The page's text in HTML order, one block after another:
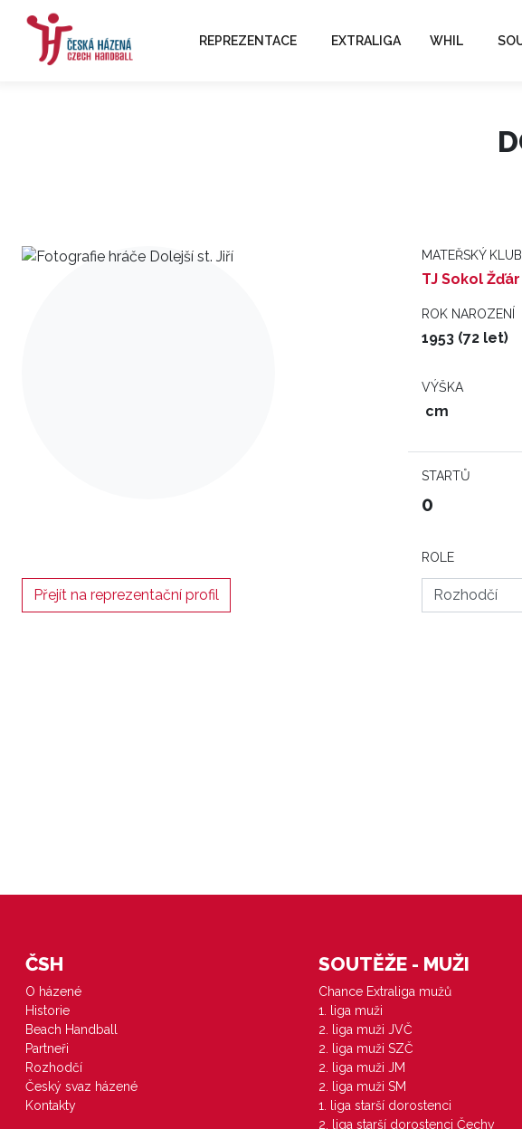
REPREZENTACE EXTRALIGA WHIL
MATEŘSKÝ KLUB
TJ Sokol Žďár
ROK NAROZENÍ
1953 (72 let)
VÝŠKA
cm
STARTŮ
0
Přejít na reprezentační profil
ROLE
ČSH
O házené
Historie
Beach Handball
Partneři
Rozhodčí
Český svaz házené
Kontakty
SOUTĚŽE - MUŽI
Chance Extraliga mužů
1. liga muži
2. liga muži JVČ
2. liga muži SZČ
2. liga muži JM
2. liga muži SM
1. liga starší dorostenci
2. liga starší dorostenci Čechy